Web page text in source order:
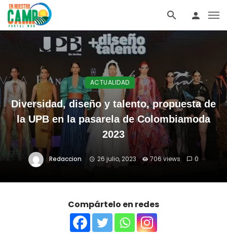
ACTUALIDAD
Diversidad, diseño y talento, propuesta de
la UPB en la pasarela de Colombiamoda
2023
Redaccion 26 julio, 2023 706 views 0
Compártelo en redes